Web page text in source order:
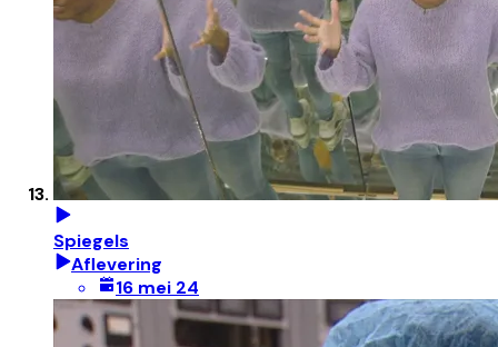
Spiegels
Aflevering
16 mei 24